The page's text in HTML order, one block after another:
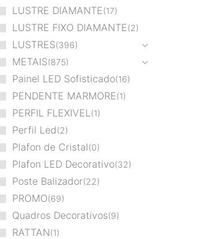
LUSTRE DIAMANTE 17
LUSTRE FIXO DIAMANTE 2
LUSTRES 396
METAIS 875
Painel LED Sofisticado 16
PENDENTE MARMORE 1
PERFIL FLEXIVEL 1
Perfil Led 2
Plafon de Cristal 0
Plafon LED Decorativo 32
Poste Balizador 22
PROMO 69
Quadros Decorativos 9
RATTAN 1